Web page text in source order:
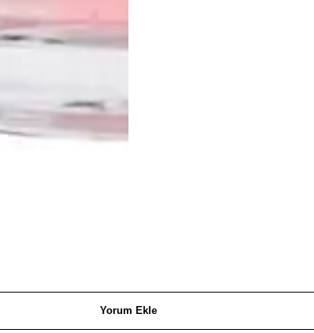
Yorum Ekle